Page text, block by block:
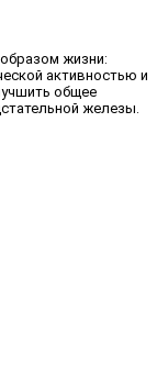
жизни:
активностью и
общее
железы.